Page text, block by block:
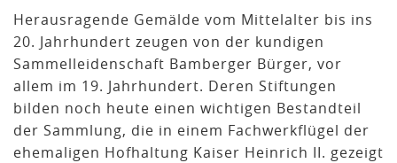
Herausragende Gemälde vom Mittelalter bis ins
20. Jahrhundert zeugen von der kundigen
Sammelleidenschaft Bamberger Bürger, vor
allem im 19. Jahrhundert. Deren Stiftungen
bilden noch heute einen wichtigen Bestandteil
der Sammlung, die in einem Fachwerkflügel der
ehemaligen Hofhaltung Kaiser Heinrich II. gezeigt